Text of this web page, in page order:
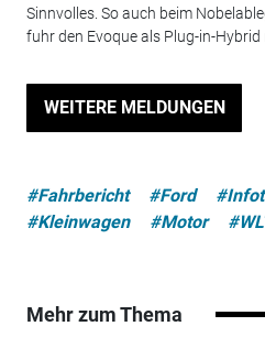
Sinnvolles. So auch beim
fuhr den Evoque als Plug-in-Hybrid
WEITERE MELDUNGEN
#Fahrbericht #Ford
#Kleinwagen
#Motor
Mehr zum Thema